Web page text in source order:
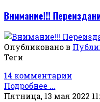
Внимание!!!
Опубликовано в
Теги
14 комментарии
Подробнее ...
Пятница, 13 мая 2022